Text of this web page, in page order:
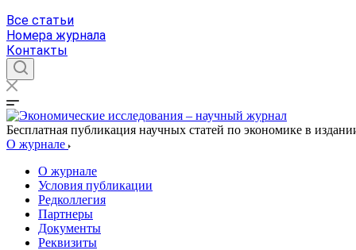
Все статьи
Номера журнала
Контакты
Бесплатная публикация научных статей по экономике в
О журнале
О журнале
Условия публикации
Редколлегия
Партнеры
Документы
Реквизиты